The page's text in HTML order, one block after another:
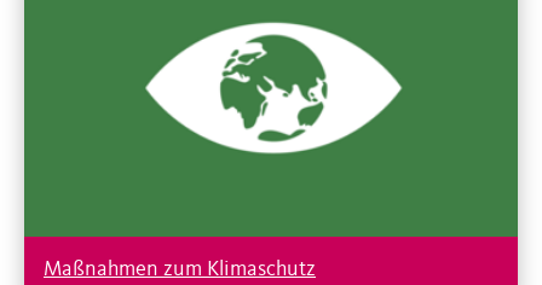
Maßnahmen zum Klimaschutz